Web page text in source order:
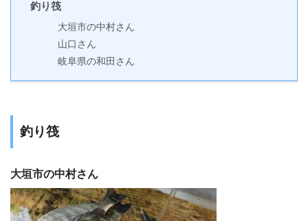
釣り筏
大垣市の中村さん
山口さん
岐阜県の和田さん
釣り筏
大垣市の中村さん